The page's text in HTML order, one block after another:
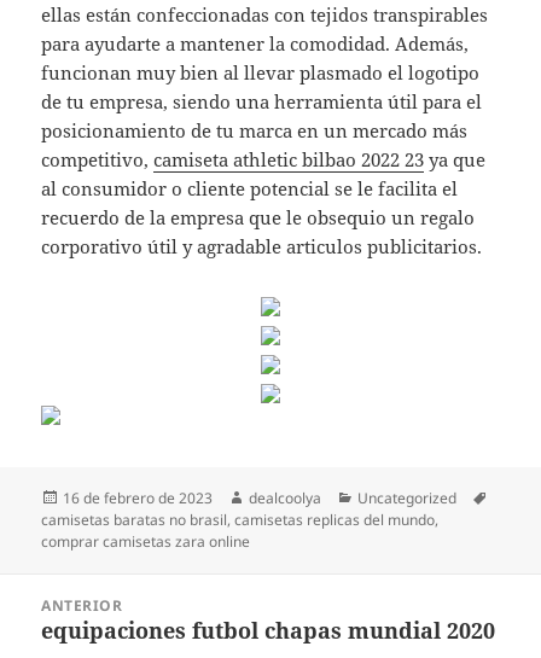
ellas están confeccionadas con tejidos transpirables
para ayudarte a mantener la comodidad. Además,
funcionan muy bien al llevar plasmado el logotipo
de tu empresa, siendo una herramienta útil para el
posicionamiento de tu marca en un mercado más
competitivo,camiseta athletic bilbao 2022 23 ya que
al consumidor o cliente potencial se le facilita el
recuerdo de la empresa que le obsequio un regalo
corporativo útil y agradable articulos publicitarios.
Publicado
el
16 de febrero de 2023 Autor
dealcoolya Categorías
Uncategorized
camisetas baratas no brasil,camisetas replicas del mundo,
comprar camisetas zara online
entradas
ANTERIOR
Entrada
equipaciones futbol chapas mundial 2020